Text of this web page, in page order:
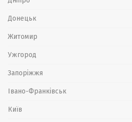
Донецьк
Житомир
Ужгород
Запоріжжя
Івано-Франківськ
Київ